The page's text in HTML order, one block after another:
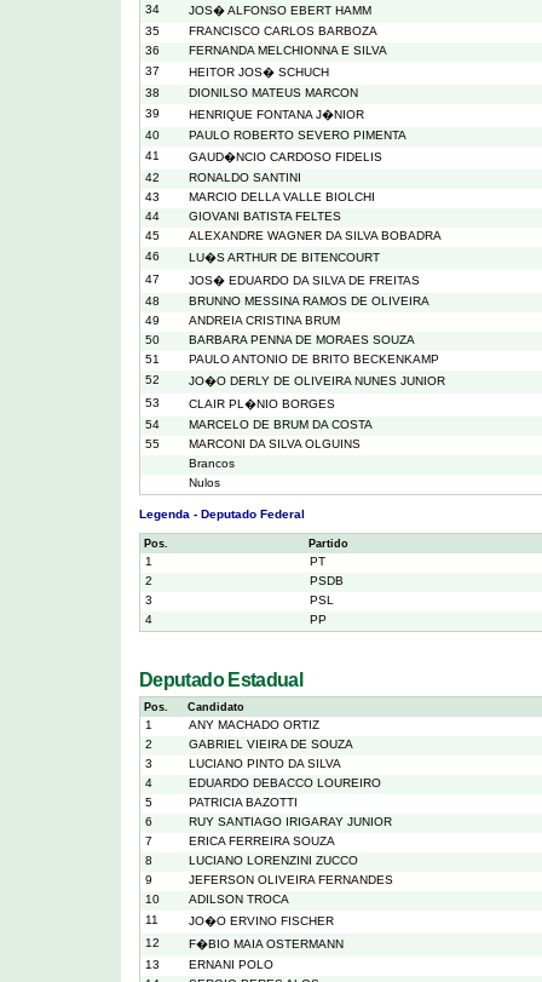
34
JOS� ALFONSO EBERT HAMM
35
FRANCISCO CARLOS BARBOZA
36
FERNANDA MELCHIONNA E SILVA
37
HEITOR JOS� SCHUCH
38
DIONILSO MATEUS MARCON
39
HENRIQUE FONTANA J�NIOR
40
PAULO ROBERTO SEVERO PIMENTA
41
GAUD�NCIO CARDOSO FIDELIS
42
RONALDO SANTINI
43
MARCIO DELLA VALLE BIOLCHI
44
GIOVANI BATISTA FELTES
45
ALEXANDRE WAGNER DA SILVA BOBADRA
46
LU�S ARTHUR DE BITENCOURT
47
JOS� EDUARDO DA SILVA DE FREITAS
48
BRUNNO MESSINA RAMOS DE OLIVEIRA
49
ANDREIA CRISTINA BRUM
50
BARBARA PENNA DE MORAES SOUZA
51
PAULO ANTONIO DE BRITO BECKENKAMP
52
JO�O DERLY DE OLIVEIRA NUNES JUNIOR
53
CLAIR PL�NIO BORGES
54
MARCELO DE BRUM DA COSTA
55
MARCONI DA SILVA OLGUINS
Brancos
Nulos
Legenda - Deputado Federal
Pos. Partido
1
PT
2
PSDB
3
PSL
4
PP
Deputado Estadual
Pos. Candidato
1
ANY MACHADO ORTIZ
2
GABRIEL VIEIRA DE SOUZA
3
LUCIANO PINTO DA SILVA
4
EDUARDO DEBACCO LOUREIRO
5
PATRICIA BAZOTTI
6
RUY SANTIAGO IRIGARAY JUNIOR
7
ERICA FERREIRA SOUZA
8
LUCIANO LORENZINI ZUCCO
9
JEFERSON OLIVEIRA FERNANDES
10
ADILSON TROCA
11
JO�O ERVINO FISCHER
12
F�BIO MAIA OSTERMANN
13
ERNANI POLO